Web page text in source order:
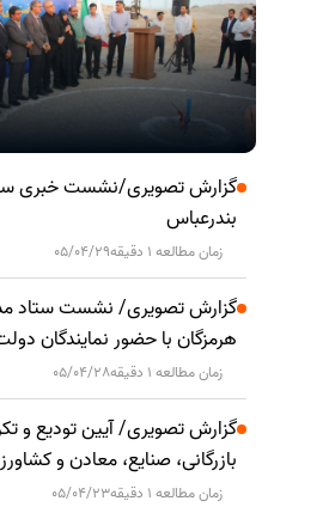
گزارش تصویری/نشست خبری
بندرعباس
زمان مطالعه 1 دقیقه 05/04/29
گزارش تصویری/ نشست ستاد
هرمزگان با حضور نمایندگان
زمان مطالعه 1 دقیقه 05/04/28
گزارش تصویری/ آیین تودیع و
بازرگانی، صنایع، معادن و
زمان مطالعه 1 دقیقه 05/04/23